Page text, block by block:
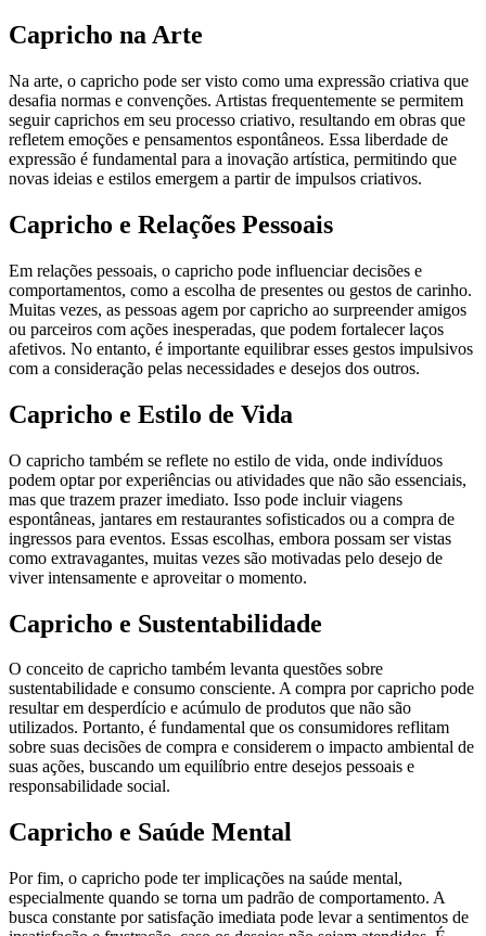
Capricho na Arte
Na arte, o capricho pode ser visto como uma expressão criativa que
desafia normas e convenções. Artistas frequentemente se permitem
seguir caprichos em seu processo criativo, resultando em obras que
refletem emoções e pensamentos espontâneos. Essa liberdade de
expressão é fundamental para a inovação artística, permitindo que
novas ideias e estilos emergem a partir de impulsos criativos.
Capricho e Relações Pessoais
Em relações pessoais, o capricho pode influenciar decisões e
comportamentos, como a escolha de presentes ou gestos de carinho.
Muitas vezes, as pessoas agem por capricho ao surpreender amigos
ou parceiros com ações inesperadas, que podem fortalecer laços
afetivos. No entanto, é importante equilibrar esses gestos impulsivos
com a consideração pelas necessidades e desejos dos outros.
Capricho e Estilo de Vida
O capricho também se reflete no estilo de vida, onde indivíduos
podem optar por experiências ou atividades que não são essenciais,
mas que trazem prazer imediato. Isso pode incluir viagens
espontâneas, jantares em restaurantes sofisticados ou a compra de
ingressos para eventos. Essas escolhas, embora possam ser vistas
como extravagantes, muitas vezes são motivadas pelo desejo de
viver intensamente e aproveitar o momento.
Capricho e Sustentabilidade
O conceito de capricho também levanta questões sobre
sustentabilidade e consumo consciente. A compra por capricho pode
resultar em desperdício e acúmulo de produtos que não são
utilizados. Portanto, é fundamental que os consumidores reflitam
sobre suas decisões de compra e considerem o impacto ambiental de
suas ações, buscando um equilíbrio entre desejos pessoais e
responsabilidade social.
Capricho e Saúde Mental
Por fim, o capricho pode ter implicações na saúde mental,
especialmente quando se torna um padrão de comportamento. A
busca constante por satisfação imediata pode levar a sentimentos de